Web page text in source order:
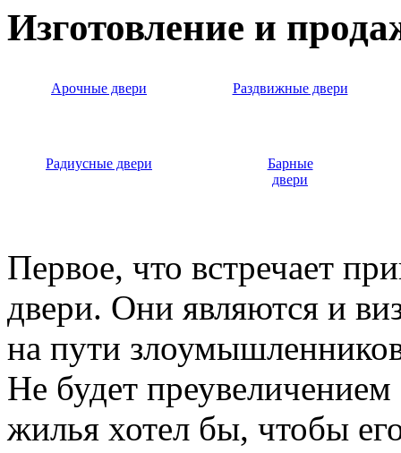
Изготовление и
Арочные двери Раздвижные двери
Радиусные двери
Барные
двери
Первое, что встречает
двери. Они являются и
на пути
Не будет
жилья хотел бы, чтобы